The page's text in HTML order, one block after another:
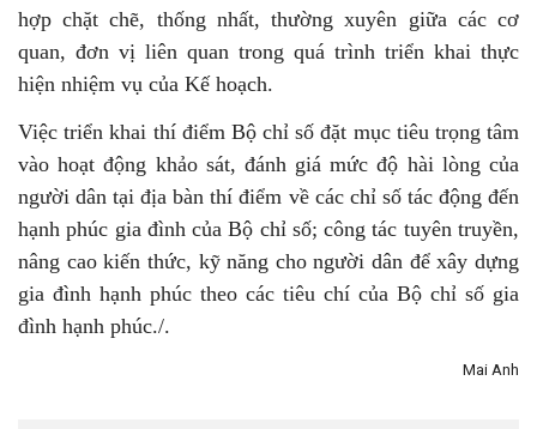
hợp chặt chẽ, thống nhất, thường xuyên giữa các cơ
quan, đơn vị liên quan trong quá trình triển khai thực
hiện nhiệm vụ của Kế hoạch.
Việc triển khai thí điểm Bộ chỉ số đặt mục tiêu trọng tâm
vào hoạt động khảo sát, đánh giá mức độ hài lòng của
người dân tại địa bàn thí điểm về các chỉ số tác động đến
hạnh phúc gia đình của Bộ chỉ số; công tác tuyên truyền,
nâng cao kiến thức, kỹ năng cho người dân để xây dựng
gia đình hạnh phúc theo các tiêu chí của Bộ chỉ số gia
đình hạnh phúc./.
Mai Anh